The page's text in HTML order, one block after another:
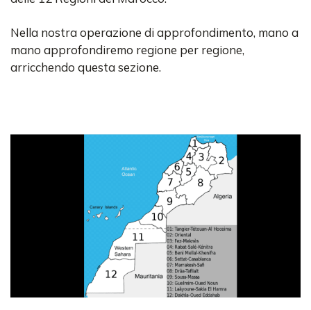
Nella nostra operazione di approfondimento, mano a
mano approfondiremo regione per regione,
arricchendo questa sezione.